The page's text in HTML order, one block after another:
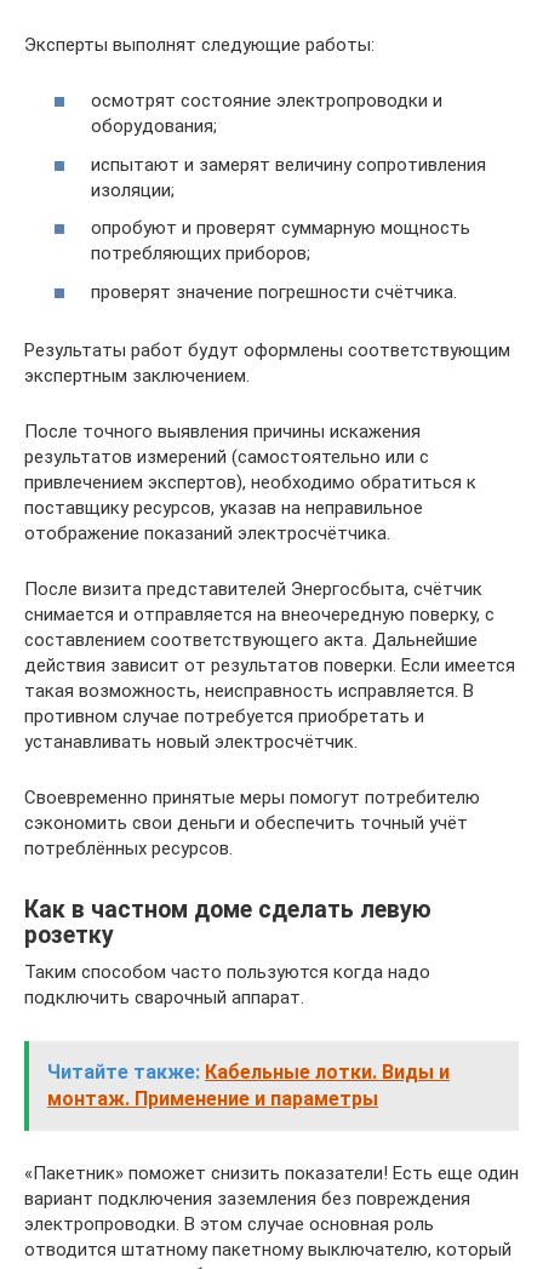
Эксперты выполнят следующие работы:
осмотрят состояние электропроводки и
оборудования;
испытают и замерят величину сопротивления
изоляции;
опробуют и проверят суммарную мощность
потребляющих приборов;
проверят значение погрешности счётчика.
Результаты работ будут оформлены соответствующим
экспертным заключением.
После точного выявления причины искажения
результатов измерений (самостоятельно или с
привлечением экспертов), необходимо обратиться к
поставщику ресурсов, указав на неправильное
отображение показаний электросчётчика.
После визита представителей Энергосбыта, счётчик
снимается и отправляется на внеочередную поверку, с
составлением соответствующего акта. Дальнейшие
действия зависит от результатов поверки. Если имеется
такая возможность, неисправность исправляется. В
противном случае потребуется приобретать и
устанавливать новый электросчётчик.
Своевременно принятые меры помогут потребителю
сэкономить свои деньги и обеспечить точный учёт
потреблённых ресурсов.
Как в частном доме сделать левую
розетку
Таким способом часто пользуются когда надо
подключить сварочный аппарат.
Читайте также: Кабельные лотки. Виды и
монтаж. Применение и параметры
«Пакетник» поможет снизить показатели! Есть еще один
вариант подключения заземления без повреждения
электропроводки. В этом случае основная роль
отводится штатному пакетному выключателю, который